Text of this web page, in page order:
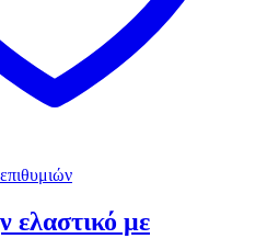
ελαστικό με